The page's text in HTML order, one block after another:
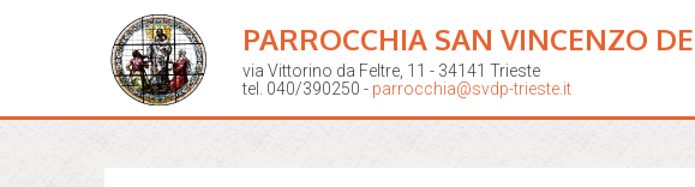
PARROCCHIA SAN VINCENZO
via Vittorino da Feltre, 11 - 34141 Trieste
tel. 040/390250 - parrocchia@svdp-trieste.it